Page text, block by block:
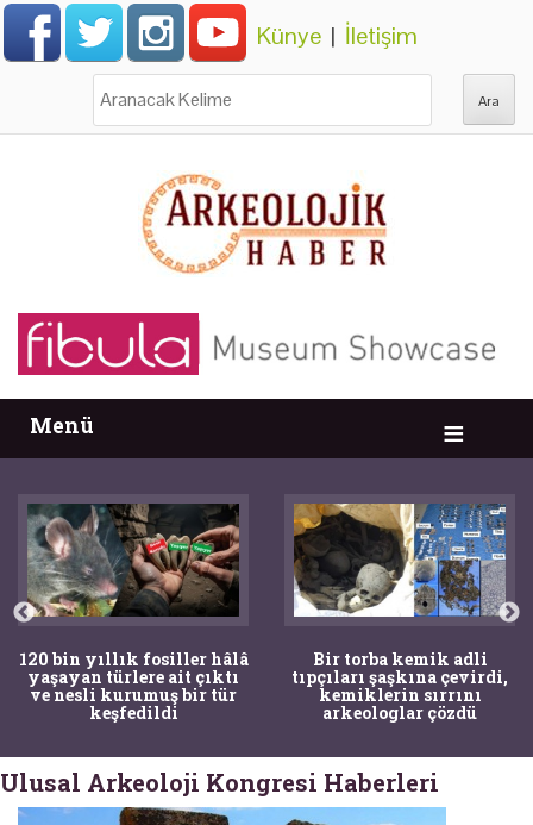
Künye | İletişim
Menü
120 bin yıllık fosiller hâlâ
yaşayan türlere ait çıktı
ve nesli kurumuş bir tür
keşfedildi
Bir torba kemik adli
tıpçıları şaşkına çevirdi,
kemiklerin sırrını
arkeologlar çözdü
Ulusal Arkeoloji Kongresi Haberleri